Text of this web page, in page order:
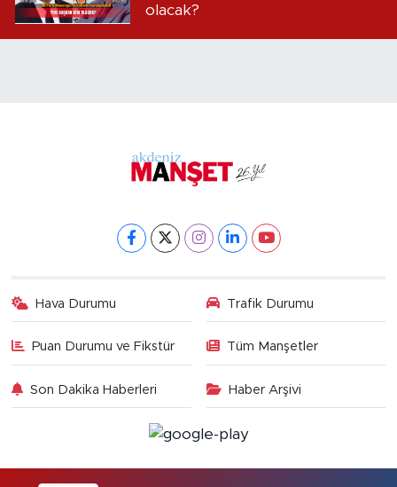
olacak?
Hava Durumu Trafik Durumu
Puan Durumu ve Fikstür Tüm Manşetler
Son Dakika Haberleri Haber Arşivi